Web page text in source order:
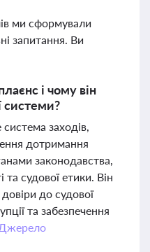
ми сформували
запитання. Ви
і чому він
системи?
заходів,
дотримання
законодавства,
та судової етики. Він
до судової
та забезпечення